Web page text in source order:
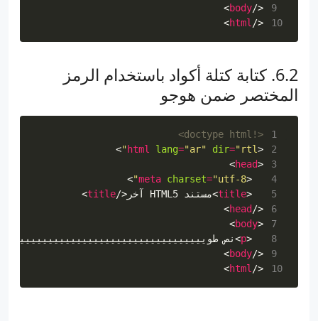
</
body
>
10
</
html
>
كتابة كتلة أكواد باستخدام الرمز
المختصر ضمن هوجو
<!doctype html>
<
html lang="ar" dir="rtl"
>
<
head
>
<
meta charset="utf-8"
>
<
title
>مستند HTML5 آخر </
title
>
</
head
>
<
body
>
<
p
>نص
</
body
>
10
</
html
>